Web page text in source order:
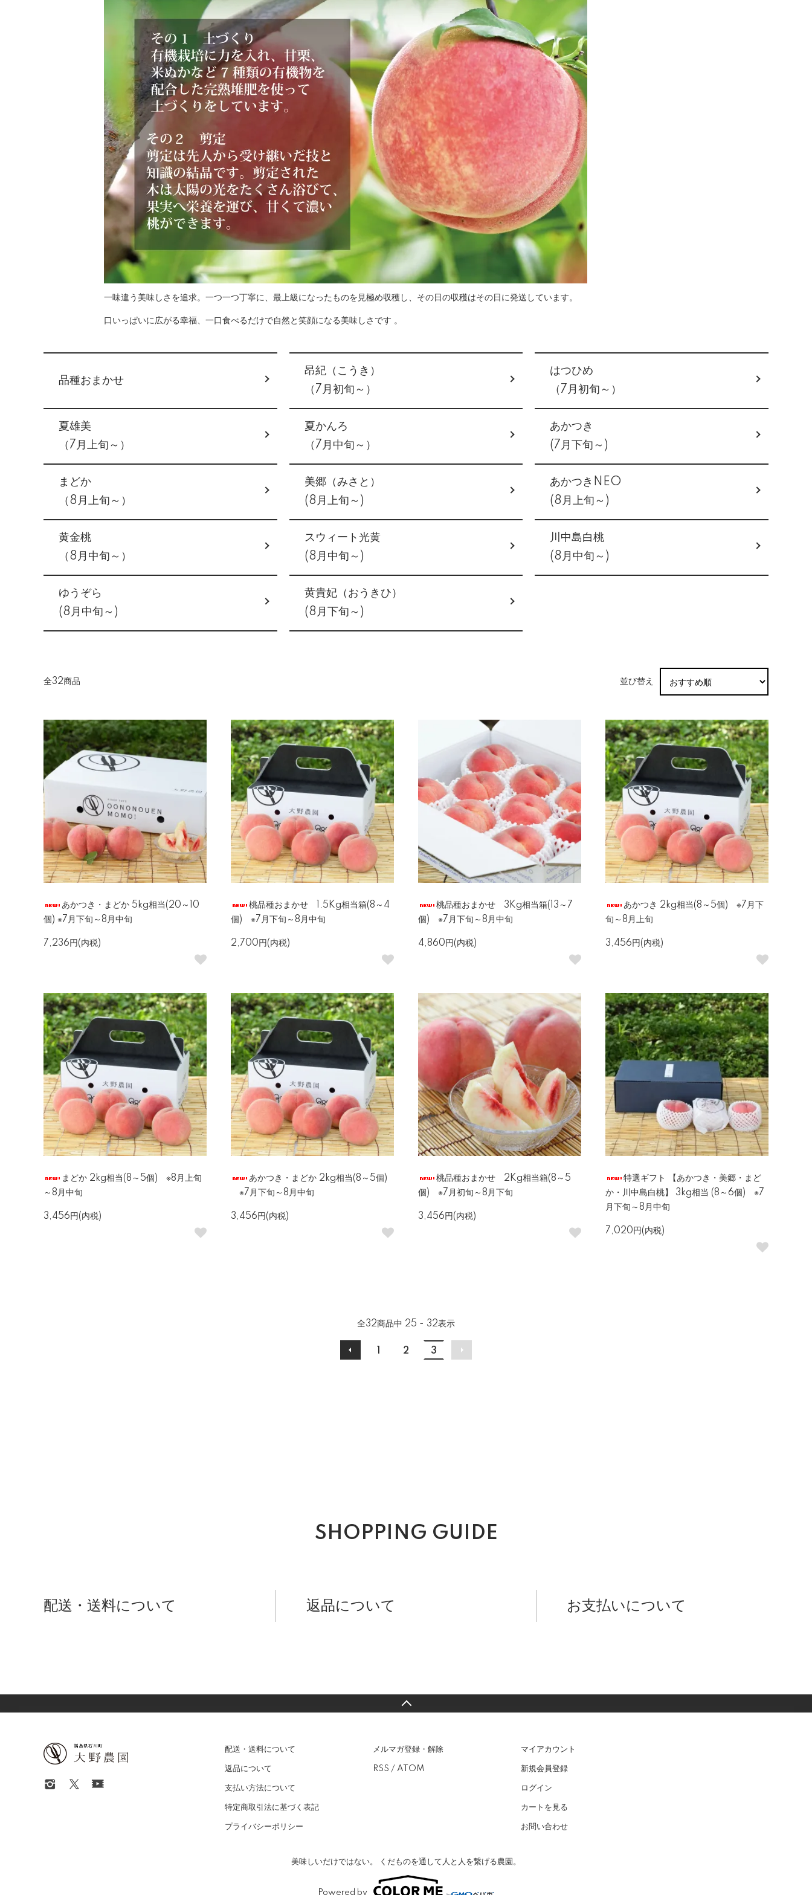
一味違う美味しさを追求。一つ一つ丁寧に、最上級になったものを見極め収穫し、その日の収穫はその日に発送しています。
口いっぱいに広がる幸福、一口食べるだけで自然と笑顔になる美味しさです 。
品種おまかせ
昂紀（こうき）
（7月初旬～）
はつひめ
（7月初旬～）
夏雄美
（7月上旬～）
夏かんろ
（7月中旬～）
あかつき
(7月下旬～)
まどか
（8月上旬～）
美郷（みさと）
(8月上旬～)
あかつきNEO
(8月上旬～)
黄金桃
（8月中旬～）
スウィート光黄
(8月中旬～)
川中島白桃
(8月中旬～)
ゆうぞら
(8月中旬～)
黄貴妃（おうきひ）
(8月下旬～)
全32商品 並び替え
あかつき・まどか 5kg相当(20～10
個) ※7月下旬～8月中旬
7,236円(内税)
桃品種おまかせ 1.5Kg相当箱(8～4
個) ※7月下旬～8月中旬
2,700円(内税)
桃品種おまかせ 3Kg相当箱(13～7
個) ※7月下旬～8月中旬
4,860円(内税)
あかつき 2kg相当(8～5個) ※7月下
旬～8月上旬
3,456円(内税)
まどか 2kg相当(8～5個) ※8月上旬
～8月中旬
3,456円(内税)
あかつき・まどか 2kg相当(8～5個)
※7月下旬～8月中旬
3,456円(内税)
桃品種おまかせ 2Kg相当箱(8～5
個) ※7月初旬～8月下旬
3,456円(内税)
特選ギフト 【あかつき・美郷・まど
か・川中島白桃】 3kg相当 (8～6個) ※7
月下旬～8月中旬
7,020円(内税)
全32商品中 25 - 32表示
2 3
SHOPPING GUIDE
配送・送料について 返品について お支払いについて
配送・送料について
返品について
支払い方法について
特定商取引法に基づく表記
プライバシーポリシー
メルマガ登録・解除
RSS / ATOM
マイアカウント
新規会員登録
ログイン
カートを見る
お問い合わせ
美味しいだけではない。 くだものを通して人と人を繋げる農園。
Powered by